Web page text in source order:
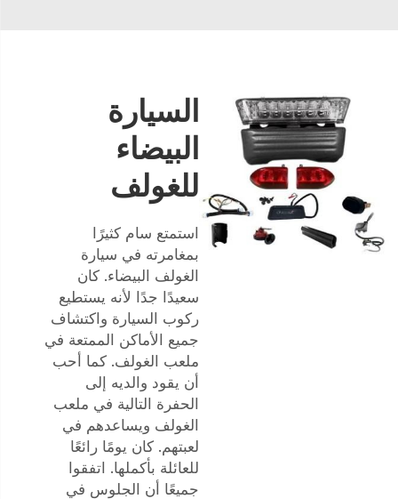
السيارة
البيضاء
للغولف
استمتع سام كثيرًا
بمغامرته في سيارة
الغولف البيضاء. كان
سعيدًا جدًا لأنه يستطيع
ركوب السيارة واكتشاف
جميع الأماكن الممتعة في
ملعب الغولف. كما أحب
أن يقود والديه إلى
الحفرة التالية في ملعب
الغولف ويساعدهم في
لعبتهم. كان يومًا رائعًا
للعائلة بأكملها. اتفقوا
جميعًا أن الجلوس في